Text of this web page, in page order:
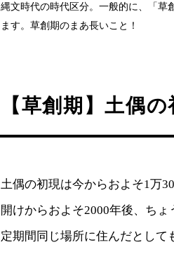
縄文時代の時代区分。一般的に、「草
ます。草創期のまあ長いこと！
【草創期】土偶
土偶の初現は今からおよそ1万
開けからおよそ2000年後、ち
定期間同じ場所に住んだとして